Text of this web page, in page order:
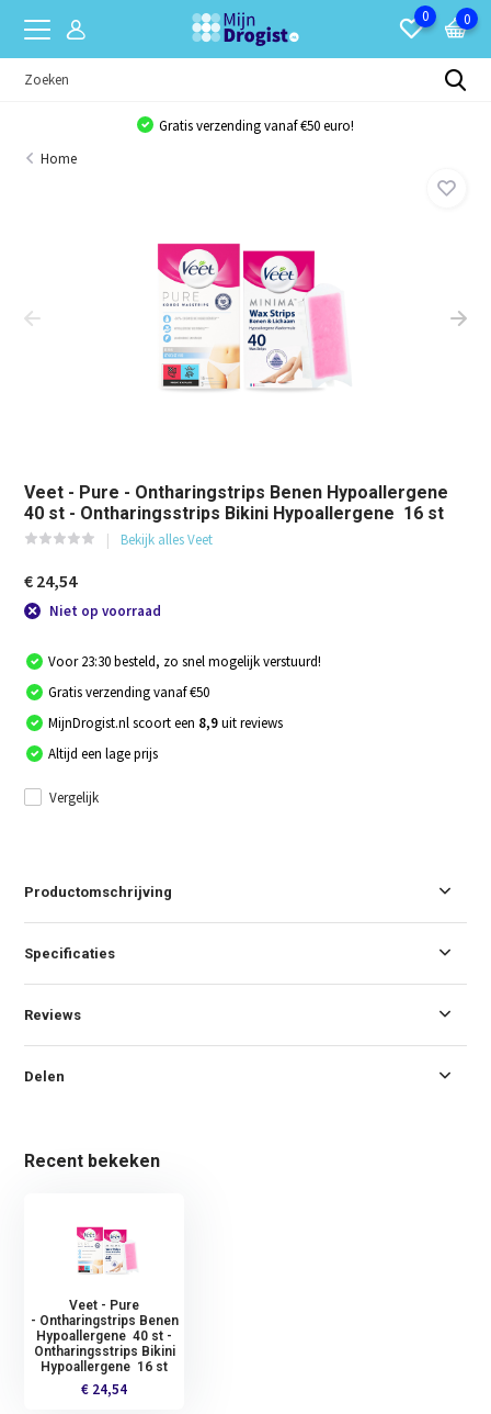
0 0
Gratis verzending vanaf €50 euro!
Home
Veet - Pure - Ontharingstrips Benen Hypoallergene
40 st - Ontharingsstrips Bikini Hypoallergene 16 st
Bekijk alles Veet
€ 24,54
Niet op voorraad
Voor 23:30 besteld, zo snel mogelijk verstuurd!
Gratis verzending vanaf €50
MijnDrogist.nl scoort een 8,9uit reviews
Altijd een lage prijs
Vergelijk
Productomschrijving
Specificaties
Reviews
Delen
Recent bekeken
Veet - Pure
- Ontharingstrips Benen
Hypoallergene 40 st -
Ontharingsstrips Bikini
Hypoallergene 16 st
€ 24,54